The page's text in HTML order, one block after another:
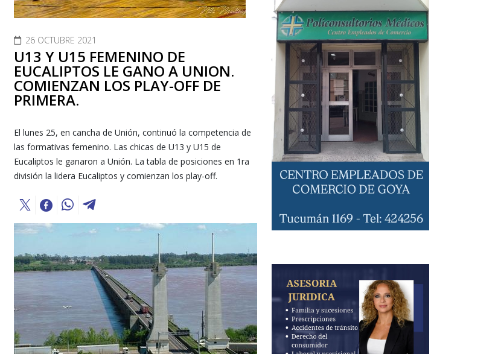
26 OCTUBRE 2021
U13 Y U15 FEMENINO DE
EUCALIPTOS LE GANO A UNION.
COMIENZAN LOS PLAY-OFF DE
PRIMERA.
El lunes 25, en cancha de Unión, continuó la competencia de
las formativas femenino. Las chicas de U13 y U15 de
Eucaliptos le ganaron a Unión. La tabla de posiciones en 1ra
división la lidera Eucaliptos y comienzan los play-off.